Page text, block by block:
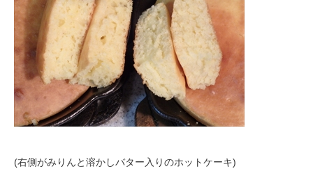
(右側がみりんと溶かしバター入りのホットケーキ)